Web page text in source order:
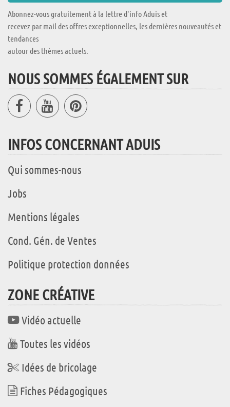
Abonnez-vous gratuitement à la lettre d'info Aduis et
recevez par mail des offres exceptionnelles, les dernières nouveautés et
tendances
autour des thèmes actuels.
NOUS SOMMES ÉGALEMENT SUR
INFOS CONCERNANT ADUIS
Qui sommes-nous
Jobs
Mentions légales
Cond. Gén. de Ventes
Politique protection données
ZONE CRÉATIVE
Vidéo actuelle
Toutes les vidéos
Idées de bricolage
Fiches Pédagogiques